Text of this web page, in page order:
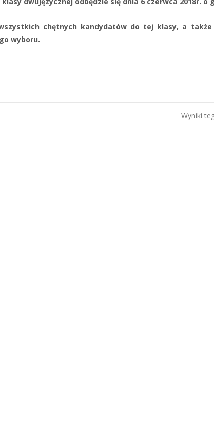
chętnych kandydatów do tej klasy, a
wyboru.
Wyniki